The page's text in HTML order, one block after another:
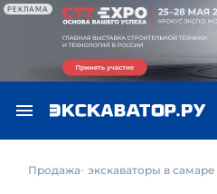
РЕКЛАМА
Продажа экскаваторы в самаре